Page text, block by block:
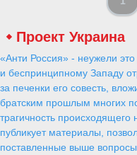
Проект Украина
«Анти Россия» - неужели
и беспринципному Западу
за печенки его совесть,
братским прошлым многих
трагичность
публикует материалы,
поставленные выше